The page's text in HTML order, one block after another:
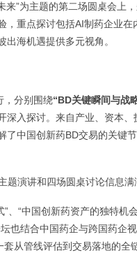
”为主题的第二场圆桌会上
重点探讨包括AI制药企业在
海机遇提供多元视角。
，分别围绕“BD关键瞬间与战
深入探讨。来自产业、资本
了中国创新药BD交易的关键
题演讲和四场圆桌讨论信息满
、“中国创新药资产的独特机
也结合中国药企与跨国药企
从管线评估到交易落地的全